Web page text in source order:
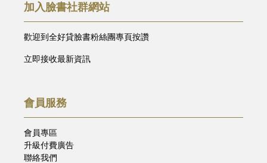
加入臉書社群網站
歡迎到全好貸臉書粉絲團專頁按讚
立即接收最新資訊
會員服務
會員專區
升級付費廣告
聯絡我們